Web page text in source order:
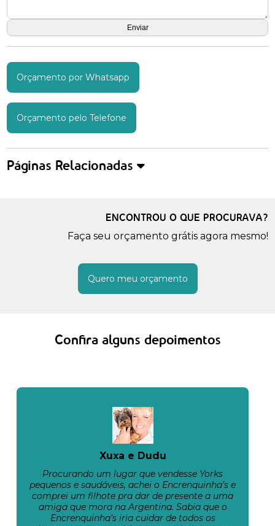
Orçamento por Whatsapp
Orçamento pelo Telefone
Páginas Relacionadas
ENCONTROU O QUE PROCURAVA?
Faça seu orçamento grátis agora mesmo!
Quero meu orçamento
Confira alguns depoimentos
Xuxa e Dudu
Procurando um lugar que vendesse Yorks
pequenos e saudáveis, achei o Encrenquinha’s e
comprei um filhote pra dar de presente a uma
amiga que mora na Argentina. Sabia que o
Encrenquinha’s iria cuidar de todos os